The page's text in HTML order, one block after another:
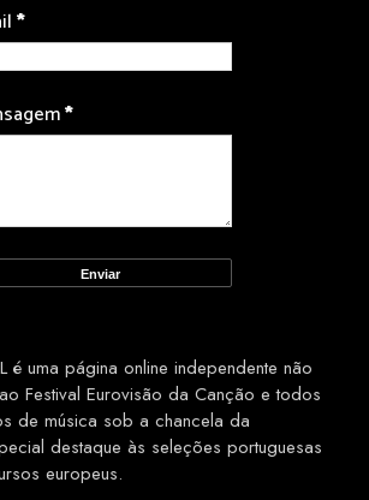
*
*
é uma página online independente não
Festival Eurovisão da Canção e todos
de música sob a chancela da
destaque às seleções portuguesas
europeus.